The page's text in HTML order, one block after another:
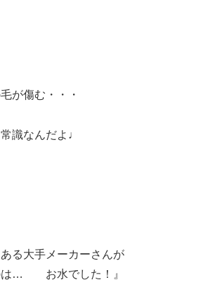
が傷む・・・
識なんだよ♩
る大手メーカーさんが
は… お水でした！』